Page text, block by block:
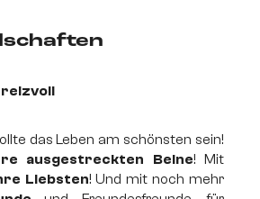
reizvoll
das Leben am schönsten sein!
ausgestreckten Beine! Mit
Liebsten! Und mit noch mehr